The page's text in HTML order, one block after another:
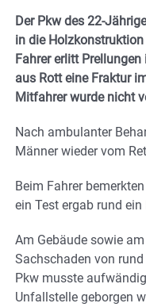
Der Pkw des 22-
in die
Fahrer erlitt
aus Rott eine Fraktur
Mitfahrer wurde nicht
Nach ambulanter
Männer wieder vom
Beim Fahrer
ein Test ergab rund ein
Am Gebäude sowie
Sachschaden von
Pkw musste
Unfallstelle geborgen